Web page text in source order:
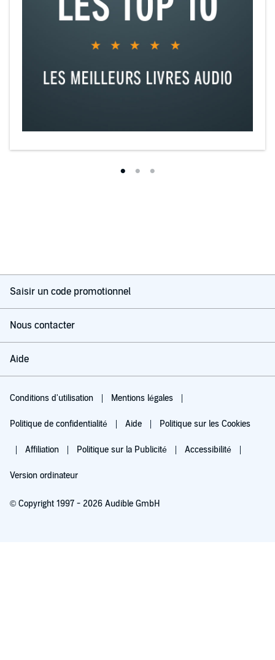
Saisir un code promotionnel
Nous contacter
Aide
Conditions d'utilisation Mentions légales
Politique de confidentialité Aide Politique sur les Cookies
Affiliation Politique sur la Publicité Accessibilité
Version ordinateur
© Copyright 1997 - 2026 Audible GmbH